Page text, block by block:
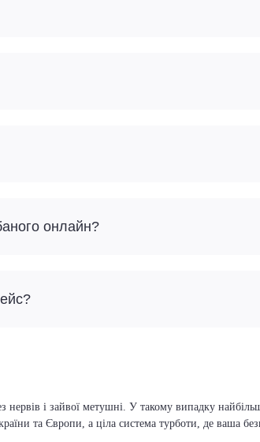
онлайн?
і зайвої метушні. У такому випадку
та Європи, а ціла система турботи, де ваша